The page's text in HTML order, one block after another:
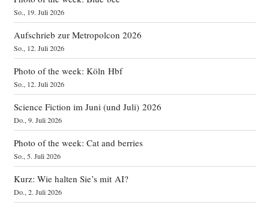
So., 19. Juli 2026
Aufschrieb zur Metropolcon 2026
So., 12. Juli 2026
Photo of the week: Köln Hbf
So., 12. Juli 2026
Science Fiction im Juni (und Juli) 2026
Do., 9. Juli 2026
Photo of the week: Cat and berries
So., 5. Juli 2026
Kurz: Wie halten Sie’s mit AI?
Do., 2. Juli 2026